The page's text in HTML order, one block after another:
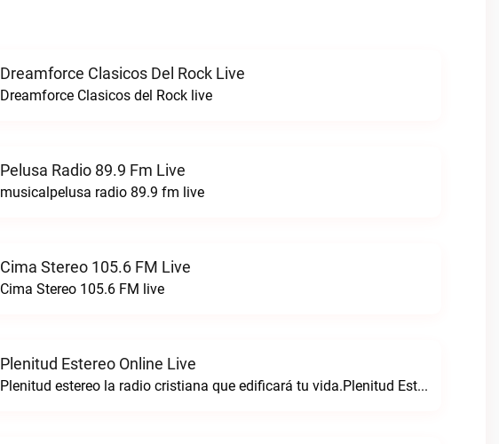
Dreamforce Clasicos Del Rock Live
Dreamforce Clasicos del Rock live
Pelusa Radio 89.9 Fm Live
musicalpelusa radio 89.9 fm live
Cima Stereo 105.6 FM Live
Cima Stereo 105.6 FM live
Plenitud Estereo Online Live
Plenitud estereo la radio cristiana que edificará tu vida.Plenitud Estereo Online live